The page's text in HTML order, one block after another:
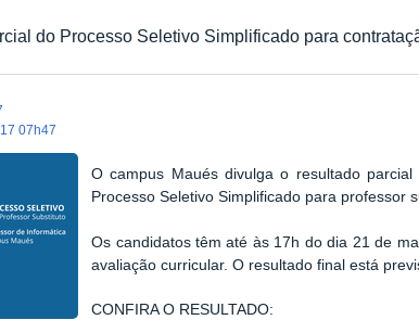
do Processo Seletivo Simplificado para
07h47
O campus Maués divulga o resultado
Processo Seletivo Simplificado para professor
Os candidatos têm até às 17h do dia 21 de
avaliação curricular. O resultado final está
CONFIRA O RESULTADO: